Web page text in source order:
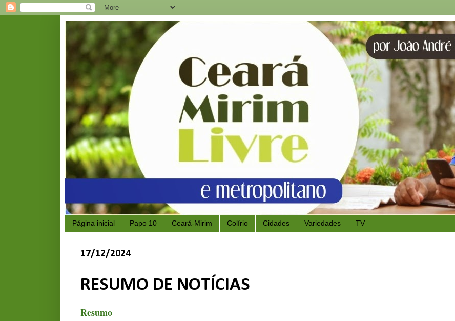
Página inicial Papo 10 Ceará-Mirim Colírio Cidades Variedades TV
17/12/2024
RESUMO DE NOTÍCIAS
Resumo